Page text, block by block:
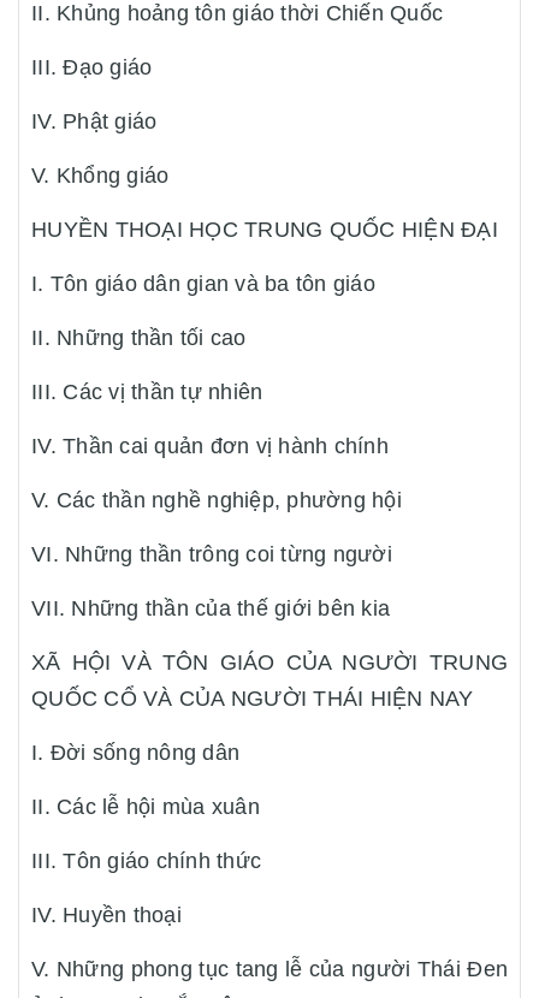
II. Khủng hoảng tôn giáo thời Chiến Quốc
III. Đạo giáo
IV. Phật giáo
V. Khổng giáo
HUYỀN THOẠI HỌC TRUNG QUỐC HIỆN ĐẠI
I. Tôn giáo dân gian và ba tôn giáo
II. Những thần tối cao
III. Các vị thần tự nhiên
IV. Thần cai quản đơn vị hành chính
V. Các thần nghề nghiệp, phường hội
VI. Những thần trông coi từng người
VII. Những thần của thế giới bên kia
XÃ HỘI VÀ TÔN GIÁO CỦA NGƯỜI TRUNG
QUỐC CỔ VÀ CỦA NGƯỜI THÁI HIỆN NAY
I. Đời sống nông dân
II. Các lễ hội mùa xuân
III. Tôn giáo chính thức
IV. Huyền thoại
V. Những phong tục tang lễ của người Thái Đen